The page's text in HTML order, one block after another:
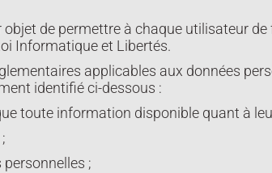
de permettre à chaque utilisateur
Informatique et Libertés.
applicables aux données
identifié ci-dessous :
toute information disponible quant à
;